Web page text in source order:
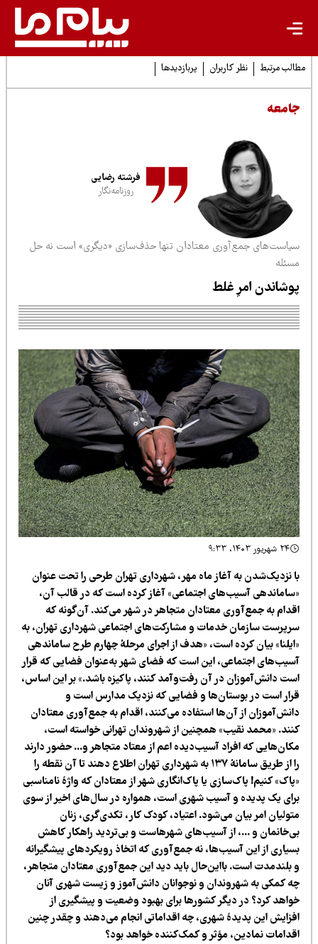
مرتبط نظر کاربران پربازدیدها
فرشته رضایی
روزنامه‌نگار
جمع‌آوری معتادان تنها حذف‌سازی «دیگری» است نه حل
امرِ غلط
نزدیک‌شدن به آغاز ماه مهر، شهرداری تهران طرحی را تحت عنوان
آسیب‌های اجتماعی» آغاز کرده است که در قالب آن،
به جمع‌آوری معتادان متجاهر در شهر می‌کند. آن‌گونه که
سازمان خدمات و مشارکت‌های اجتماعی شهرداری تهران، به
بیان کرده است، «هدف از اجرای مرحلۀ چهارم طرح ساماندهی
اجتماعی، این است که فضای شهر به‌عنوان فضایی که قرار
دانش‌آموزان در آن رفت‌وآمد کنند، پاکیزه باشد.» بر این اساس،
است در بوستان‌ها و فضایی که نزدیک مدارس است و
از آن‌ها استفاده می‌کنند، اقدام به جمع‌آوری معتادان
«محمد نقیب» همچنین از شهروندان تهرانی خواسته است،
که افراد آسیب‌دیده اعم از معتاد متجاهر و... حضور دارند
را از طریق سامانۀ ۱۳۷ به شهرداری تهران اطلاع دهند تا آن نقطه را
کنیم! پاک‌سازی یا پاک‌انگاری شهر از معتادان که واژۀ نامناسبی
یک پدیده و آسیب شهری است، همواره در سال‌های اخیر از سوی
امر بیان می‌شود. اعتیاد، کودک کار، تکدی‌گری، زنان
و ...، از آسیب‌های شهرهاست و بی‌تردید راهکار کاهش
از این آسیب‌ها، نه جمع‌آوری که اتخاذ رویکردهای پیشگیرانه
بلندمدت است. بااین‌حال باید دید این جمع‌آوری معتادان متجاهر،
کمکی به شهروندان و نوجوانان دانش‌آموز و زیست شهری آنان
کرد؟ در دیگر کشورها برای بهبود وضعیت و پیشگیری از
این پدیدۀ شهری، چه اقداماتی انجام می‌دهند و چقدر چنین
نمادین، مؤثر و کمک‌کننده خواهد بود؟